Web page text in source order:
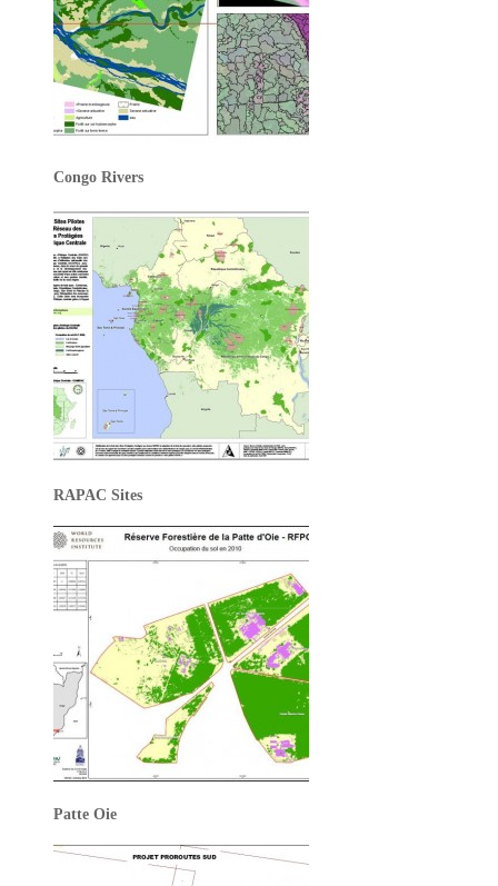
Congo Rivers
RAPAC Sites
Patte Oie